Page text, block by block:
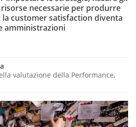
necessarie per produrre
customer satisfaction diventa
amministrazioni
valutazione della Performance,